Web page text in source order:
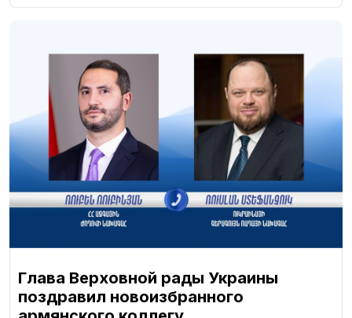
Глава Верховной рады Украины
поздравил новоизбранного